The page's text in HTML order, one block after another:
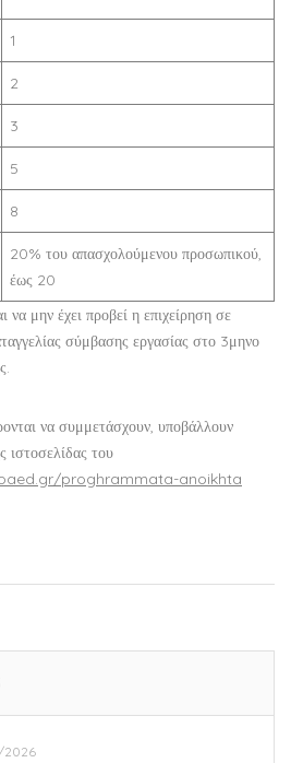
1
2
3
5
8
20% του απασχολούμενου προσωπικού,
έως 20
να μην έχει προβεί η επιχείρηση σε
σύμβασης εργασίας στο 3μηνο
να συμμετάσχουν, υποβάλλουν
ιστοσελίδας του
proghrammata-anoikhta